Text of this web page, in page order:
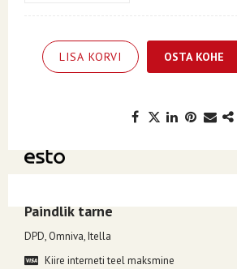
LISA KORVI OSTA KOHE
Paindlik tarne
DPD, Omniva, Itella
Kiire interneti teel maksmine